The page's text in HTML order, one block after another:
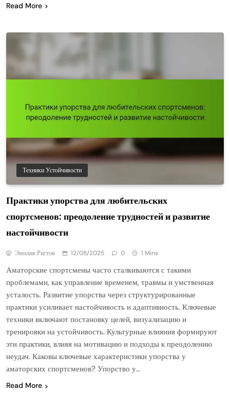
Read More
Техники Устойчивости
Практики упорства для любительских
спортсменов: преодоление трудностей и развитие
настойчивости
Эмилия Ристов 12/08/2025 0 1 Mins
Аматорские спортсмены часто сталкиваются с такими
проблемами, как управление временем, травмы и умственная
усталость. Развитие упорства через структурированные
практики усиливает настойчивость и адаптивность. Ключевые
техники включают постановку целей, визуализацию и
тренировки на устойчивость. Культурные влияния формируют
эти практики, влияя на мотивацию и подходы к преодолению
неудач. Каковы ключевые характеристики упорства у
аматорских спортсменов? Упорство у…
Read More